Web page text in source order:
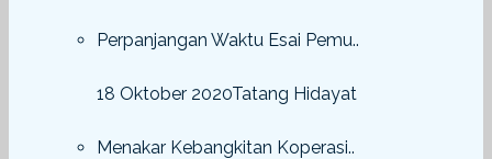
Perpanjangan Waktu Esai Pemu..
18 Oktober 2020Tatang Hidayat
Menakar Kebangkitan Koperasi..